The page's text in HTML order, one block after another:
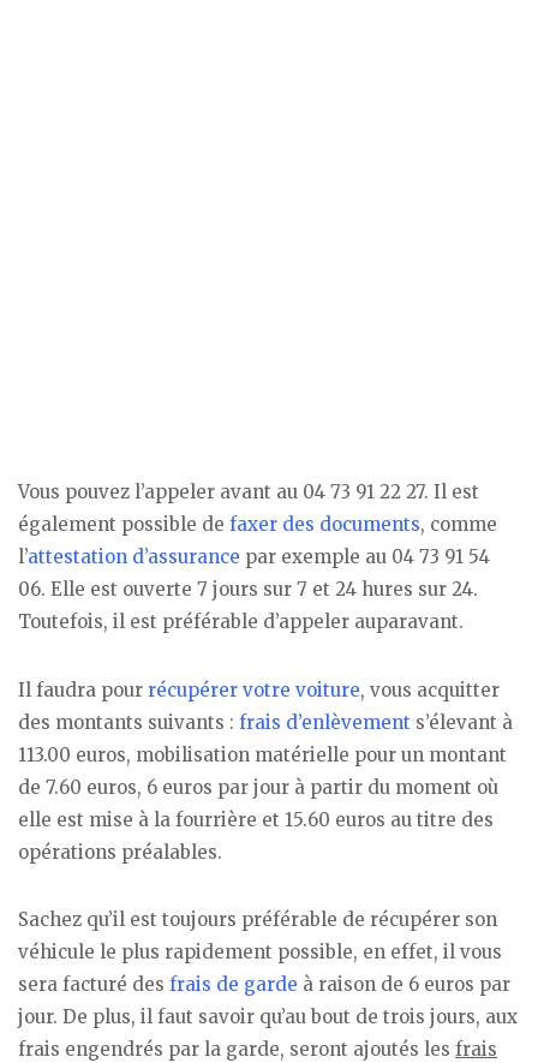
Vous pouvez l’appeler avant au 04 73 91 22 27. Il est
également possible de faxer des documents, comme
l’attestation d’assurance par exemple au 04 73 91 54
06. Elle est ouverte 7 jours sur 7 et 24 hures sur 24.
Toutefois, il est préférable d’appeler auparavant.
Il faudra pour récupérer votre voiture, vous acquitter
des montants suivants : frais d’enlèvement s’élevant à
113.00 euros, mobilisation matérielle pour un montant
de 7.60 euros, 6 euros par jour à partir du moment où
elle est mise à la fourrière et 15.60 euros au titre des
opérations préalables.
Sachez qu’il est toujours préférable de récupérer son
véhicule le plus rapidement possible, en effet, il vous
sera facturé des frais de garde à raison de 6 euros par
jour. De plus, il faut savoir qu’au bout de trois jours, aux
frais engendrés par la garde, seront ajoutés les frais